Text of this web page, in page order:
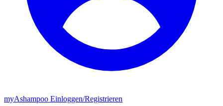
myAshampoo Einloggen/Registrieren